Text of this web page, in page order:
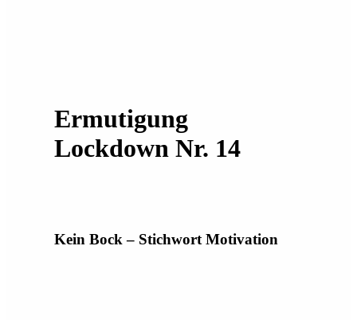
Ermutigung
Lockdown Nr. 14
Kein Bock – Stichwort Motivation